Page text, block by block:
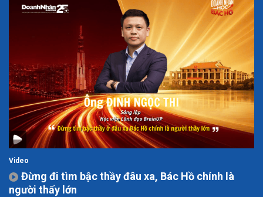
Video
Đừng đi tìm bậc thầy đâu xa, Bác Hồ chính là
người thấy lớn